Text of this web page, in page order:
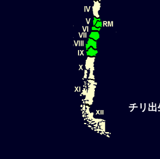
チリ